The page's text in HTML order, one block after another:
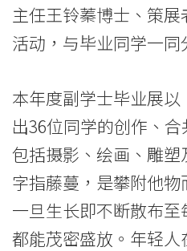
毕
业
展
2023
—
蔓
步
主任王铃蓁博士、策
活动，与毕业同学一同
本年度副学士毕业展
出36位同学的创作、
包括摄影、绘画、雕
字指藤蔓，是攀附他物
一旦生长即不断散布
都能茂密盛放。年轻